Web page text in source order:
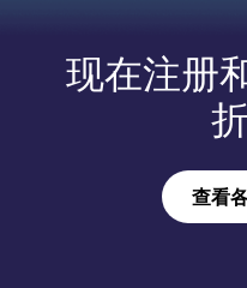
现在注册
查看